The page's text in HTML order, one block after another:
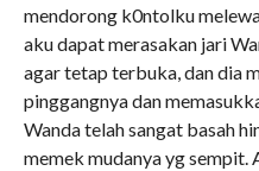
mendorong k0ntolku
aku dapat merasakan jari
agar tetap terbuka, dan dia
pinggangnya dan
Wanda telah sangat basah
memek mudanya yg sempit.